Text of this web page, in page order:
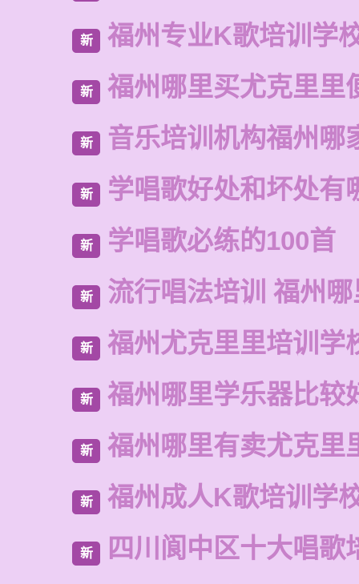
新 福州专业K歌培训学
新 福州哪里买尤克里里
新 音乐培训机构福州哪
新 学唱歌好处和坏处有
新 学唱歌必练的100首
新 流行唱法培训 福州
新 福州尤克里里培训学
新 福州哪里学乐器比较
新 福州哪里有卖尤克里
新 福州成人K歌培训学
新 四川阆中区十大唱歌